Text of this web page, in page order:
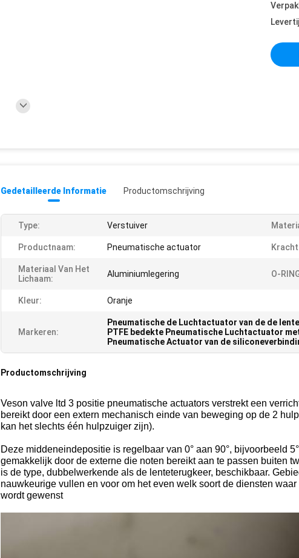
Gedetailleerde Informatie Productomschrijving
Type: Verstuiver
Productnaam: Pneumatische actuator
Materiaal Van Het
Lichaam:
Aluminiumlegering O-
Kleur: Oranje
Markeren:
Pneumatische de Luchtactuator van de de
PTFE bedekte Pneumatische Luchtactuator
Pneumatische Actuator van de
Productomschrijving
Veson valve ltd 3 positie pneumatische actuators verstrekt een
bereikt door een extern mechanisch einde van beweging op de 2
kan het slechts één hulpzuiger zijn).
Deze middeneindepositie is regelbaar van 0° aan 90°, bijvoorbeeld
gemakkelijk door de externe die noten bereikt aan te passen buiten
is de type, dubbelwerkende als de lenteterugkeer, beschikbaar.
nauwkeurige vullen en voor om het even welk soort de diensten
wordt gewenst